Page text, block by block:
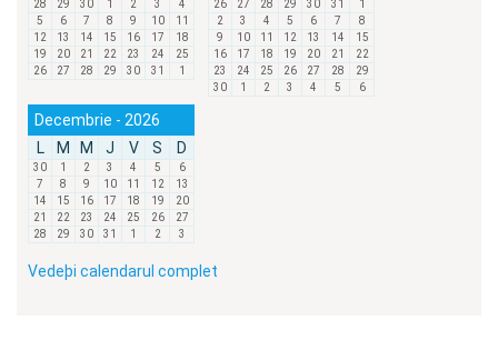
28 29 30 1 2 3
4
5
6 7 8 9 10
11
12
13 14 15 16 17
18
19
20 21 22 23 24
25
26
27 28 29 30 31 1
26 27 28 29 30 31
1
2
3 4 5 6 7
8
9
10 11 12 13 14
15
16
17 18 19 20 21
22
23
24 25 26 27 28
29
30
1 2 3 4 5 6
Decembrie - 2026
L
M M J V S D
30 1 2 3 4 5
6
7
8 9 10 11 12
13
14
15 16 17 18 19
20
21
22 23 24 25 26
27
28
29 30 31 1 2 3
Vedeþi calendarul complet